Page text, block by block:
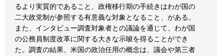
るより実質的であること、政権移行期の手続きはわが国の
二大政党制が参照する有意義な対象となること、がある。
また、インタビュー調査対象者との議論を通じて、わが国
の公務員制度改革に関する大きな示唆を得ることができ
た。調査の結果、米国の政治任用の概念は、議会や第三者